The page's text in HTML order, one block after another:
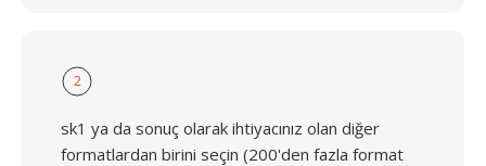
2
sk1 ya da sonuç olarak ihtiyacınız olan diğer
formatlardan birini seçin (200'den fazla format